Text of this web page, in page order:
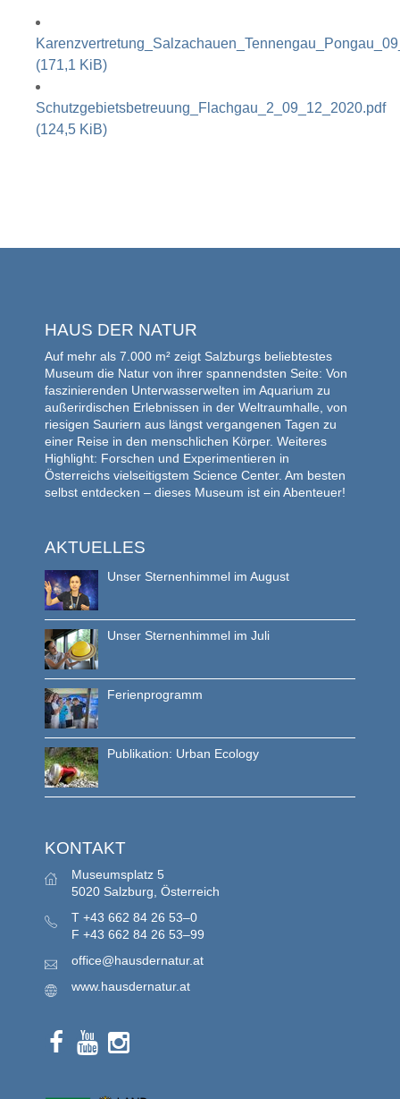
(171,1 KiB)
Schutzgebietsbetreuung_Flachgau_2_09_12_2020.pdf
(124,5 KiB)
HAUS DER NATUR
Auf mehr als 7.000 m² zeigt Salzburgs beliebtestes
Museum die Natur von ihrer spannendsten Seite: Von
faszinierenden Unterwasserwelten im Aquarium zu
außerirdischen Erlebnissen in der Weltraumhalle, von
riesigen Sauriern aus längst vergangenen Tagen zu
einer Reise in den menschlichen Körper. Weiteres
Highlight: Forschen und Experimentieren in
Österreichs vielseitigstem Science Center. Am besten
selbst entdecken – dieses Museum ist ein Abenteuer!
AKTUELLES
Unser Sternenhimmel im August
Unser Sternenhimmel im Juli
Ferienprogramm
Publikation: Urban Ecology
KONTAKT
Museumsplatz 5
5020 Salzburg, Österreich
T +43 662 84 26 53–0
F +43 662 84 26 53–99
office@hausdernatur.at
www.hausdernatur.at